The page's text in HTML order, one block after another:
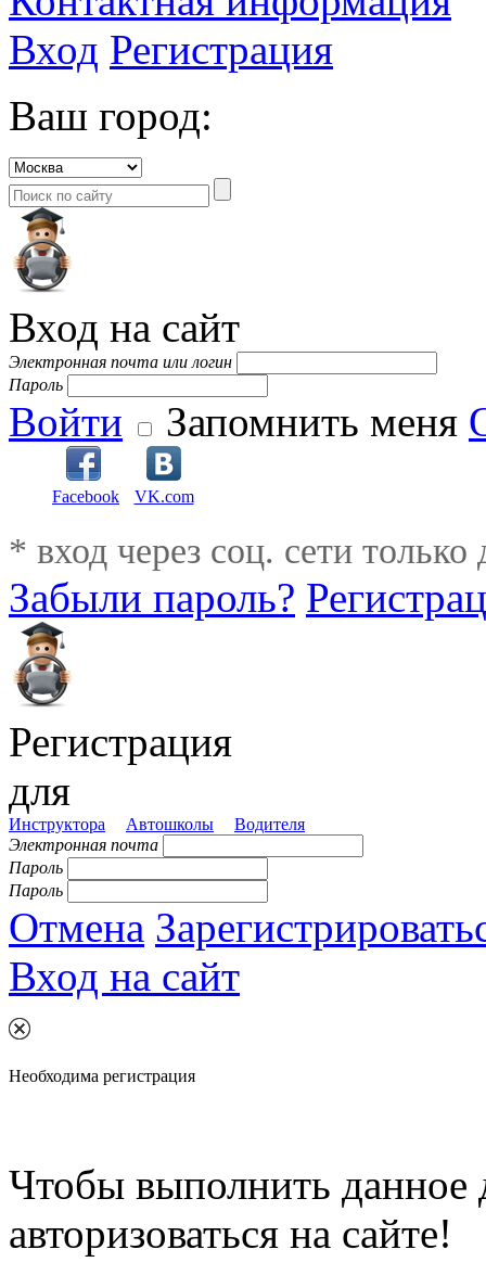
Вход Регистрация
Ваш город:
Вход на сайт
Электронная почта или логин
Пароль
Войти Запомнить меня
Facebook VK.com
* вход через соц. сети
Забыли пароль?
Регистрация
для
Инструктора Автошколы
Водителя
Электронная почта
Пароль
Пароль
Отмена
Вход на сайт
Необходима регистрация
Чтобы выполнить данное
авторизоваться на сайте!